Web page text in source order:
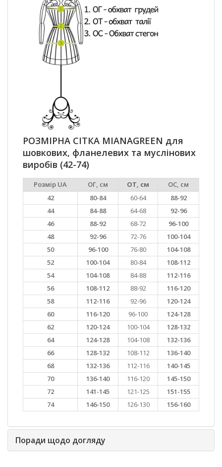
РОЗМІРНА СІТКА MIANAGREEN для
шовкових, фланелевих та муслінових
виробів (42-74)
Розмір UA ОГ, см ОТ, см
ОС, см
42
80-84 60-64
88-92
44
84-88 64-68
92-96
46
88-92 68-72
96-100
48
92-96 72-76
100-104
50
96-100 76-80
104-108
52
100-104 80-84
108-112
54
104-108 84-88
112-116
56
108-112 88-92
116-120
58
112-116 92-96
120-124
60
116-120 96-100
124-128
62
120-124 100-104
128-132
64
124-128 104-108
132-136
66
128-132 108-112
136-140
68
132-136 112-116
140-145
70
136-140 116-120
145-150
72
141-145 121-125
151-155
74
146-150 126-130 156-160
Поради щодо догляду